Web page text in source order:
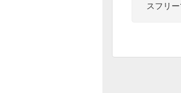
スフリ